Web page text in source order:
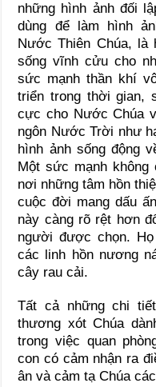
những hình ảnh đối
dùng để làm hình
Nước Thiên Chúa, là
sống vĩnh cửu cho
sức mạnh thần khí
triển trong thời gian,
cực cho Nước Chúa
ngôn Nước Trời như
hình ảnh sống động
Một sức mạnh
nơi những tâm hồn
cuộc đời mang dấu
này càng rõ rệt hơn
người được chọn.
các linh hồn nương
cây rau cải.
Tất cả những chi
thương xót Chúa
trong việc quan
con có cảm nhận ra
ân và cảm tạ Chúa